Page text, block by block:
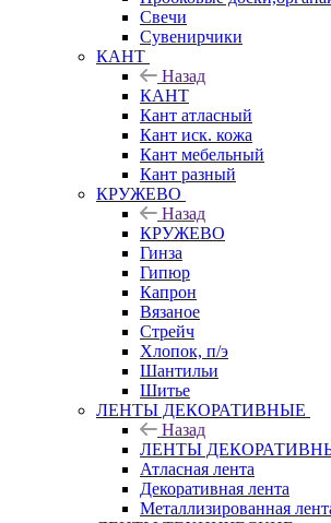
Свечи
Сувенирчики
КАНТ
Назад
КАНТ
Кант атласный
Кант иск. кожа
Кант мебельный
Кант разный
КРУЖЕВО
Назад
КРУЖЕВО
Гинза
Гипюр
Капрон
Вязаное
Стрейч
Хлопок, п/э
Шантильи
Шитье
ЛЕНТЫ ДЕКОРАТИВНЫЕ
Назад
ЛЕНТЫ
Атласная лента
Декоративная лента
Металлизированная